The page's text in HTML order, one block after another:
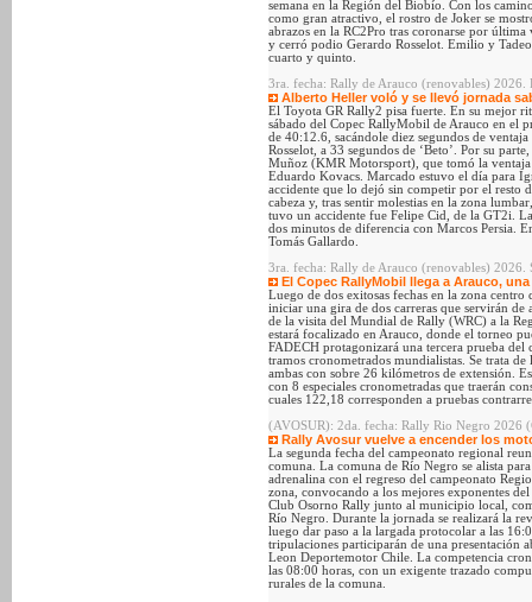
semana en la Región del Biobío. Con los
como gran atractivo, el rostro de Joker se
abrazos en la RC2Pro tras coronarse por
y cerró podio Gerardo Rosselot. Emilio y
cuarto y quinto.
3ra. fecha: Rally de Arauco (renovables) 2026.
Alberto Heller voló y se llevó jornada
El Toyota GR Rally2 pisa fuerte. En su mejor
sábado del Copec RallyMobil de Arauco en el
de 40:12.6, sacándole diez segundos de
Rosselot, a 33 segundos de ‘Beto’. Por su
Muñoz (KMR Motorsport), que tomó la
Eduardo Kovacs. Marcado estuvo el día para
accidente que lo dejó sin competir por el resto
cabeza y, tras sentir molestias en la zona
tuvo un accidente fue Felipe Cid, de la GT2i.
dos minutos de diferencia con Marcos Persia.
Tomás Gallardo.
3ra. fecha: Rally de Arauco (renovables) 2026.
El Copec RallyMobil llega a Arauco,
Luego de dos exitosas fechas en la zona
iniciar una gira de dos carreras que servirán
de la visita del Mundial de Rally (WRC) a la
estará focalizado en Arauco, donde el torneo
FADECH protagonizará una tercera prueba del
tramos cronometrados mundialistas. Se trata
ambas con sobre 26 kilómetros de extensión.
con 8 especiales cronometradas que traerán
cuales 122,18 corresponden a pruebas
(AVOSUR): 2da. fecha: Rally Rio Negro 2026
Rally Avosur vuelve a encender los
La segunda fecha del campeonato regional
comuna. La comuna de Río Negro se alista
adrenalina con el regreso del campeonato
zona, convocando a los mejores exponentes
Club Osorno Rally junto al municipio local,
Río Negro. Durante la jornada se realizará la
luego dar paso a la largada protocolar a las
tripulaciones participarán de una presentación
Leon Deportemotor Chile. La competencia
las 08:00 horas, con un exigente trazado
rurales de la comuna.